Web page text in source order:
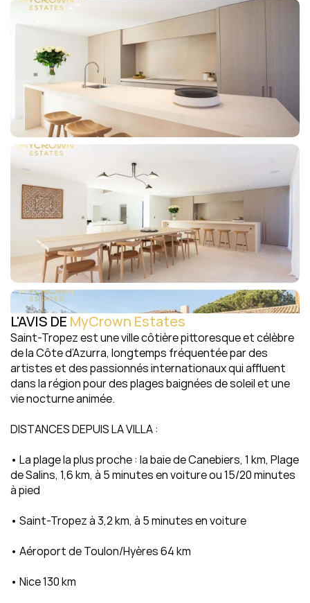
L'AVIS DE MyCrown Estates
Saint-Tropez est une ville côtière pittoresque et célèbre
de la Côte d’Azurra, longtemps fréquentée par des
artistes et des passionnés internationaux qui affluent
dans la région pour des plages baignées de soleil et une
vie nocturne animée.
DISTANCES DEPUIS LA VILLA :
• La plage la plus proche : la baie de Canebiers, 1 km, Plage
de Salins, 1,6 km, à 5 minutes en voiture ou 15/20 minutes
à pied
• Saint-Tropez à 3,2 km, à 5 minutes en voiture
• Aéroport de Toulon/Hyères 64 km
• Nice 130 km